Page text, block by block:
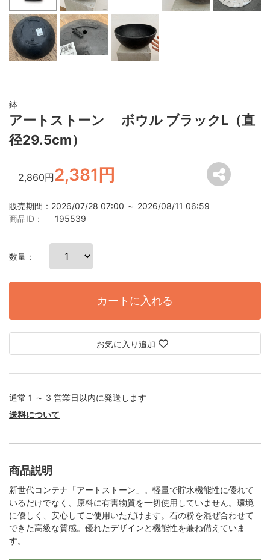
鉢
アートストーン ボウル ブラックL（直
径29.5cm）
2,860円2,381円
販売期間：2026/07/28 07:00 ～ 2026/08/11 06:59
商品ID：
195539
数量：
カートに入れる
お気に入り追加
通常 1 ～ 3 営業日以内に発送します
送料について
商品説明
新世代コンテナ「アートストーン」。軽量で貯水機能性に優れて
いるだけでなく、原料に有害物質を一切使用していません。環境
に優しく、安心してご使用いただけます。石の粉を混ぜ合わせて
できた高級な質感。優れたデザインと機能性を兼ね備えていま
す。